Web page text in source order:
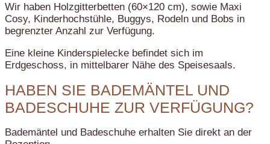
Wir haben Holzgitterbetten (60×120 cm), sowie Maxi
Cosy, Kinderhochstühle, Buggys, Rodeln und Bobs in
begrenzter Anzahl zur Verfügung.
Eine kleine Kinderspielecke befindet sich im
Erdgeschoss, in mittelbarer Nähe des Speisesaals.
HABEN SIE BADEMÄNTEL UND
BADESCHUHE ZUR VERFÜGUNG?
Bademäntel und Badeschuhe erhalten Sie direkt an der